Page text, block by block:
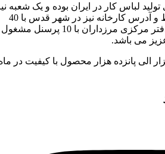
لباس کار در ایران بوده و یک شعبه
در کشور عمان استان مسقط و آدرس کارخانه نیز در شهر قدس با 40
نیروی تولیدی مستقیم و در دفتر مرکزی مرزداران با 10 پرسنل مشغول
می باشد.
الی پانزده هزار محصول با کیفیت در